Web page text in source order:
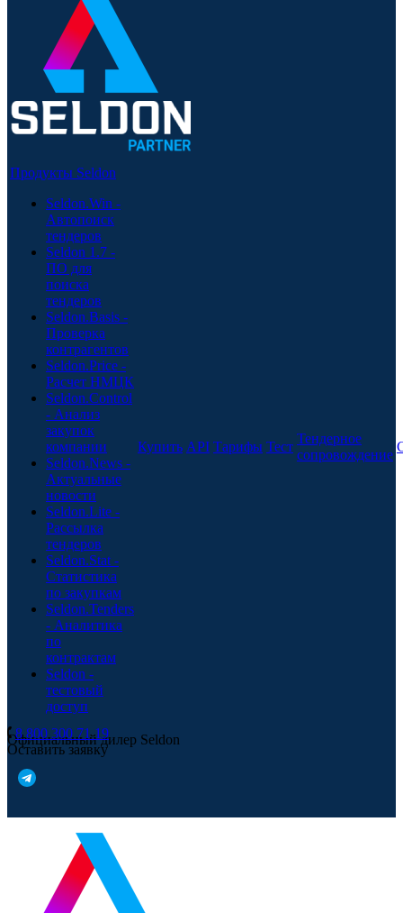
Продукты Seldon
Seldon.Win -
Автопоиск
тендеров
Seldon 1.7 -
ПО для
поиска
тендеров
Seldon.Basis -
Проверка
контрагентов
Seldon.Price -
Расчет НМЦК
Seldon.Control
- Анализ
закупок
компании
Seldon.News -
Актуальные
новости
Seldon.Lite -
Рассылка
тендеров
Seldon.Stat -
Статистика
по закупкам
Seldon.Tenders
- Аналитика
по
контрактам
Seldon -
тестовый
доступ
Купить API Тарифы Тест
Тендерное
сопровождение
Официальный дилер Seldon
8 800 300 71 19
Оставить заявку